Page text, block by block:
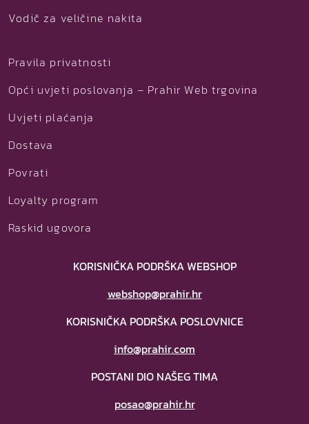
Vodič za veličine nakita
Pravila privatnosti
Opći uvjeti poslovanja – Prahir Web trgovina
Uvjeti plaćanja
Dostava
Povrati
Loyalty program
Raskid ugovora
KORISNIČKA PODRŠKA WEBSHOP
webshop@prahir.hr
KORISNIČKA PODRŠKA POSLOVNICE
info@prahir.com
POSTANI DIO NAŠEG TIMA
posao@prahir.hr